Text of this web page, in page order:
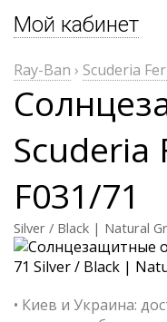
Мой кабинет
Ray-Ban › Scuderia
Scuderia
F031/71
Silver / Black | Natural
• Киев и Украина: